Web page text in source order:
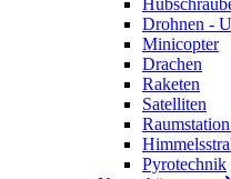
Drohnen -
Minicopter
Drachen
Raketen
Satelliten
Pyrotechnik